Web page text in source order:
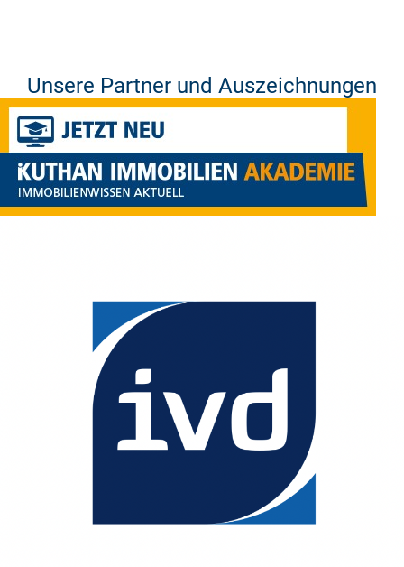
Unsere Partner und Auszeichnungen